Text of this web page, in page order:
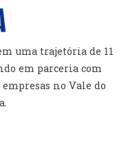
uma trajetória de 11
em parceria com
no Vale do